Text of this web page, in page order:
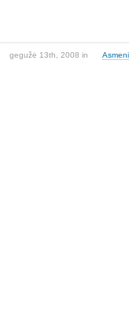
gegužė 13th, 2008 in